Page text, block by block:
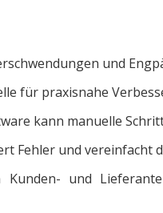
und
für praxisnahe
kann manuelle
Fehler und vereinfacht
und